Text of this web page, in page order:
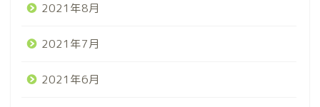
2021年8月
2021年7月
2021年6月